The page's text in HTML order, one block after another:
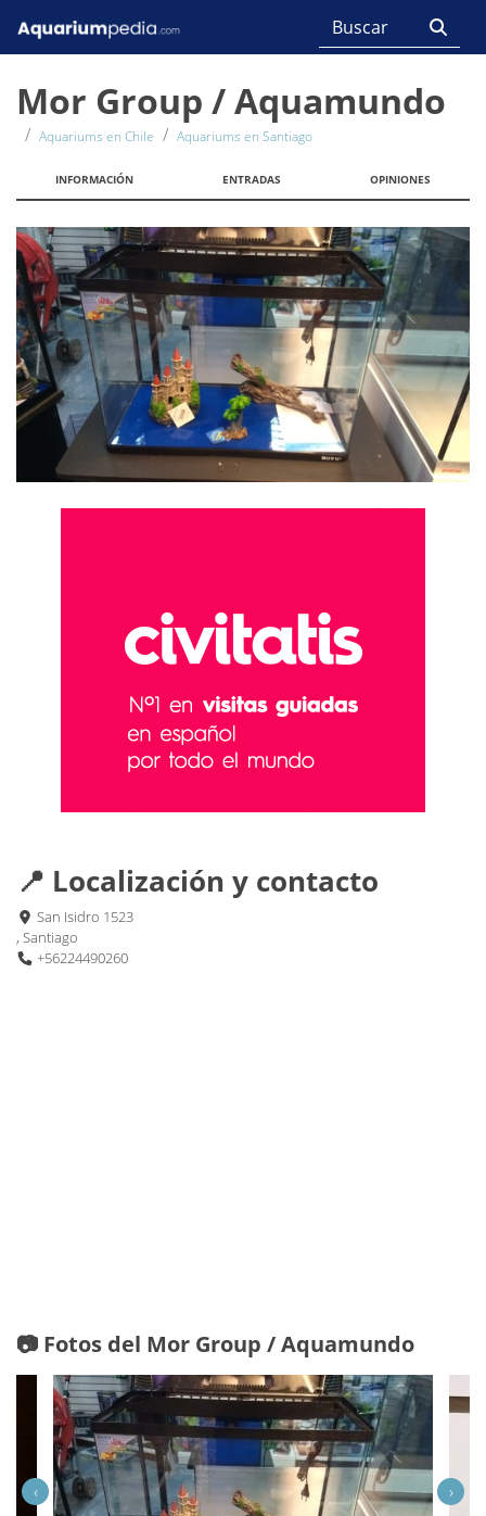
Mor Group / Aquamundo
Aquariums en Chile Aquariums en Santiago
INFORMACIÓN ENTRADAS OPINIONES
📍 Localización y contacto
San Isidro 1523
, Santiago
+56224490260
📷 Fotos del Mor Group / Aquamundo
‹ ›